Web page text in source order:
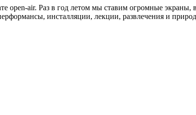
air. Раз в год летом мы ставим огромные экраны,
инсталляции, лекции, развлечения и